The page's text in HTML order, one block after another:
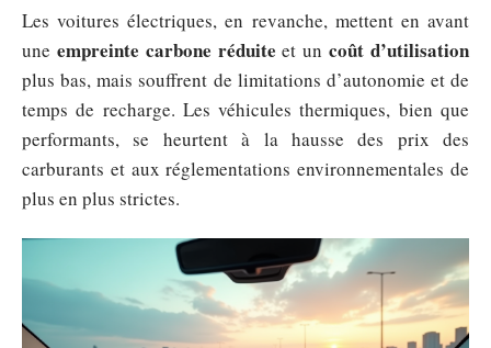
Les voitures électriques, en revanche, mettent en avant
une empreinte carbone réduite et uncoût d’utilisation
plus bas, mais souffrent de limitations d’autonomie et de
temps de recharge. Les véhicules thermiques, bien que
performants, se heurtent à la hausse des prix des
carburants et aux réglementations environnementales de
plus en plus strictes.